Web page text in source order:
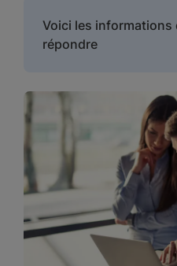
Voici les informations
répondre